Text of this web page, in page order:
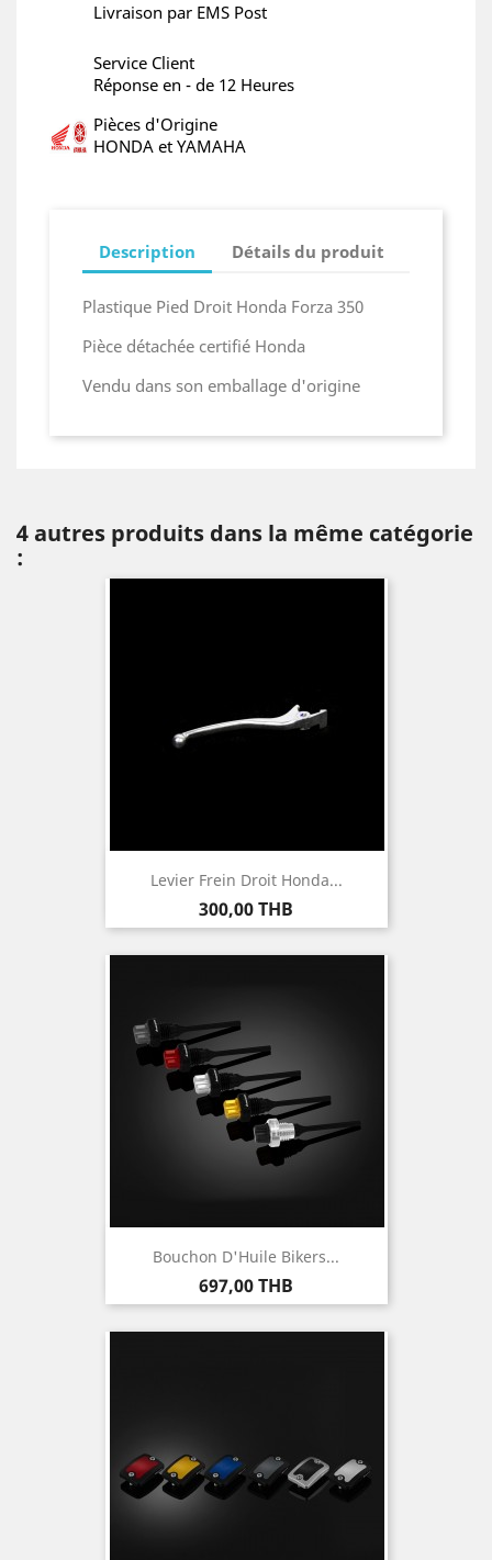
Livraison par EMS Post
Service Client
Réponse en - de 12 Heures
Pièces d'Origine
HONDA et YAMAHA
Description Détails du produit
Plastique Pied Droit Honda Forza 350
Pièce détachée certifié Honda
Vendu dans son emballage d'origine
4 autres produits dans la même catégorie
:
Levier Frein Droit Honda...
Prix
300,00 THB
Bouchon D'Huile Bikers...
Prix
697,00 THB